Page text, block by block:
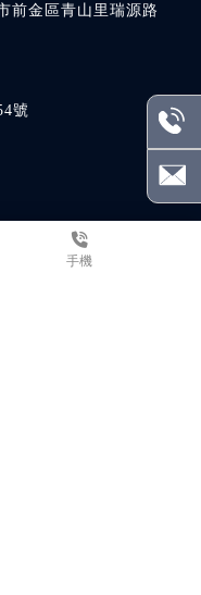
手機
號
前金區青山里瑞源路
產品優勢